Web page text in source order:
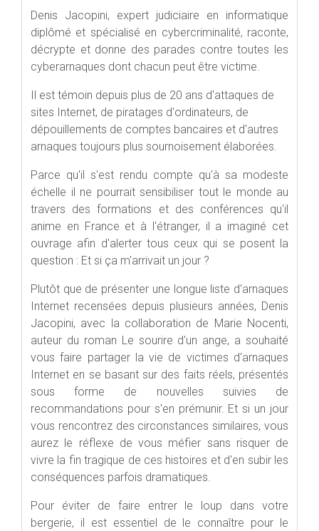
Denis Jacopini, expert judiciaire en informatique
diplômé et spécialisé en cybercriminalité, raconte,
décrypte et donne des parades contre toutes les
cyberarnaques dont chacun peut être victime.
Il est témoin depuis plus de 20 ans d'attaques de
sites Internet, de piratages d'ordinateurs, de
dépouillements de comptes bancaires et d'autres
arnaques toujours plus sournoisement élaborées.
Parce qu'il s'est rendu compte qu'à sa modeste
échelle il ne pourrait sensibiliser tout le monde au
travers des formations et des conférences qu'il
anime en France et à l'étranger, il a imaginé cet
ouvrage afin d'alerter tous ceux qui se posent la
question : Et si ça m'arrivait un jour ?
Plutôt que de présenter une longue liste d'arnaques
Internet recensées depuis plusieurs années, Denis
Jacopini, avec la collaboration de Marie Nocenti,
auteur du roman Le sourire d'un ange, a souhaité
vous faire partager la vie de victimes d'arnaques
Internet en se basant sur des faits réels, présentés
sous forme de nouvelles suivies de
recommandations pour s'en prémunir. Et si un jour
vous rencontrez des circonstances similaires, vous
aurez le réflexe de vous méfier sans risquer de
vivre la fin tragique de ces histoires et d'en subir les
conséquences parfois dramatiques.
Pour éviter de faire entrer le loup dans votre
bergerie, il est essentiel de le connaître pour le